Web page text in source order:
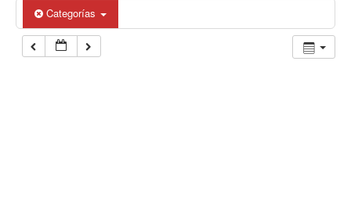
Categorías